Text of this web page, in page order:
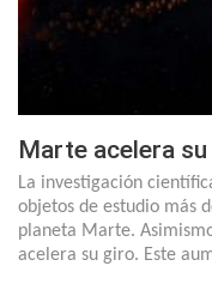
Marte acelera
La investigación
objetos de estudio más
planeta Marte.
acelera su giro. Este